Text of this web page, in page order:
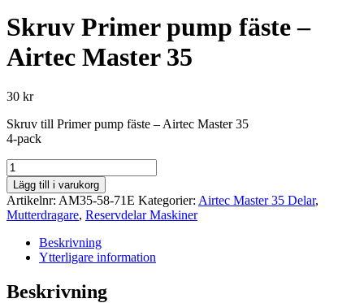
Skruv Primer pump fäste –
Airtec Master 35
30 kr
Skruv till Primer pump fäste – Airtec Master 35
4-pack
Skruv
Primer
pump
fäste
-
Airtec
Master
mängd
Lägg till i varukorg
Artikelnr: AM35-58-71E Kategorier: Airtec Master 35 Delar,
Mutterdragare, Reservdelar Maskiner
Beskrivning
Ytterligare information
Beskrivning